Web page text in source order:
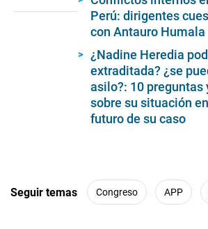
Perú: dirigentes
con Antauro Humala
¿Nadine Heredia
extraditada? ¿se
asilo?: 10 preguntas
sobre su situación
futuro de su caso
Seguir temas Congreso APP